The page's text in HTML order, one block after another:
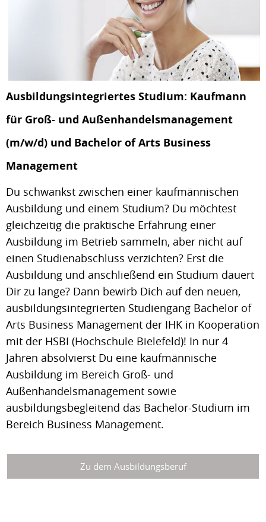
Ausbildungsintegriertes Studium: Kaufmann
für Groß- und Außenhandelsmanagement
(m/w/d) und Bachelor of Arts Business
Management
Du schwankst zwischen einer kaufmännischen
Ausbildung und einem Studium? Du möchtest
gleichzeitig die praktische Erfahrung einer
Ausbildung im Betrieb sammeln, aber nicht auf
einen Studienabschluss verzichten? Erst die
Ausbildung und anschließend ein Studium dauert
Dir zu lange? Dann bewirb Dich auf den neuen,
ausbildungsintegrierten Studiengang Bachelor of
Arts Business Management der IHK in Kooperation
mit der HSBI (Hochschule Bielefeld)! In nur 4
Jahren absolvierst Du eine kaufmännische
Ausbildung im Bereich Groß- und
Außenhandelsmanagement sowie
ausbildungsbegleitend das Bachelor-Studium im
Bereich Business Management.
Zu dem Ausbildungsberuf